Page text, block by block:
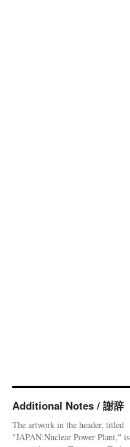
Additional Notes / 謝辞
The artwork in the header, titled
"JAPAN:Nuclear Power Plant," is